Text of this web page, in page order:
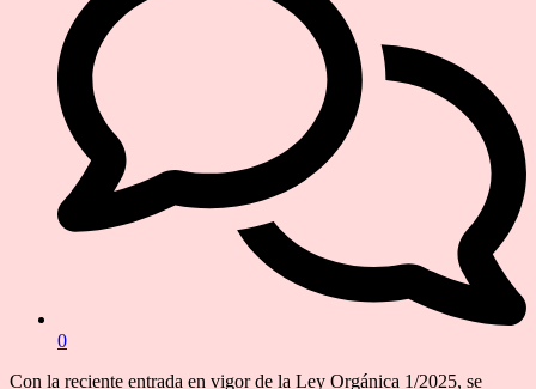
0
Con la reciente entrada en vigor de la Ley Orgánica 1/2025, se